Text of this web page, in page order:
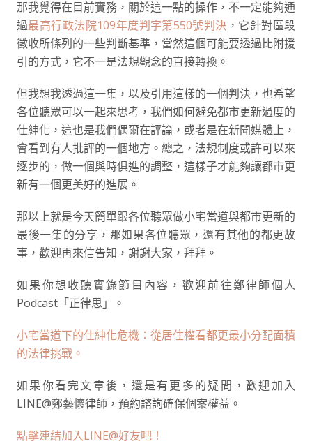
那我覺得在目前實務，關於這一點的操作，不一定能夠通
過最高行政法院109年度判字第550號判決 ，它針對區段
徵收所條列的一些判斷基準，當然這個可能要透過比附援
引的方式，它不一是法規觀念的直接轉換。
但我想我透過這一集，以及引用這樣的一個判決，也希望
各位聽眾可以一起來思考，我們如何避免都市更新過度的
仕紳化，這也是我們偶爾在評論，或者是在新聞媒體上，
會看到有人批評的一個地方。總之，法規制度或許可以來
逐步的，做一個與時俱進的調整，這樣子才能夠讓都市更
新有一個更美好的進展。
那以上就是今天簡單跟各位聽眾做小宅當道與都市更新的
最後一集的分享，那如果各位聽眾，還有其他的都更故
事，歡迎再來信告知，謝謝大家，拜拜。
如果你想收聽實錄節目內容，歡迎前往鄭律師個人
Podcast「正律思」。
小宅當道下的仕紳化危機：從居住權看都更最小分配面積
的法律挑戰。
如果你看完文章後，還是有更多的疑問，歡迎加入
LINE@鄭藝懷律師，預約諮詢確保個案權益。
點擊連結加入LINE@好友吧！